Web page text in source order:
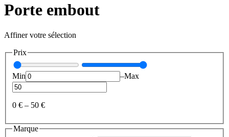
Porte embout
Affiner votre sélection
Prix
Min –Max
0 € – 50 €
Marque